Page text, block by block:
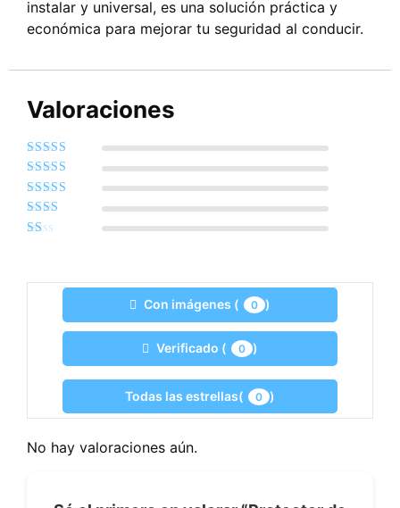
instalar y universal, es una solución práctica y
económica para mejorar tu seguridad al conducir.
Valoraciones
Valorado con
Valorado
Valorado
5
Valorado
de
Con imágenes ( 0 )
Verificado ( 0 )
Todas las estrellas( 0 )
No hay valoraciones aún.